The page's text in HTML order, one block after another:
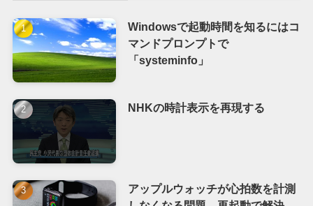
Windowsで起動時間を知るにはコ
マンドプロンプトで
「systeminfo」
NHKの時計表示を再現する
アップルウォッチが心拍数を計測